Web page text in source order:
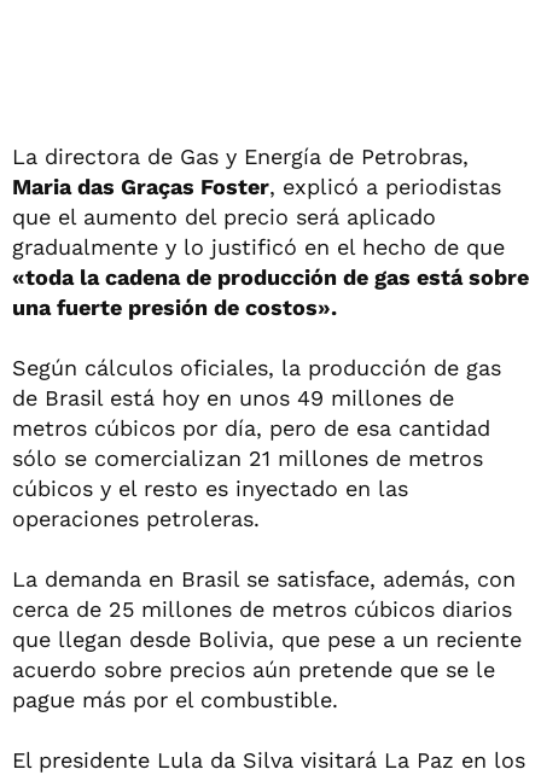
La directora de Gas y Energía de Petrobras,
Maria das Graças Foster, explicó a periodistas
que el aumento del precio será aplicado
gradualmente y lo justificó en el hecho de que
«toda la cadena de producción de gas está sobre
una fuerte presión de costos».
Según cálculos oficiales, la producción de gas
de Brasil está hoy en unos 49 millones de
metros cúbicos por día, pero de esa cantidad
sólo se comercializan 21 millones de metros
cúbicos y el resto es inyectado en las
operaciones petroleras.
La demanda en Brasil se satisface, además, con
cerca de 25 millones de metros cúbicos diarios
que llegan desde Bolivia, que pese a un reciente
acuerdo sobre precios aún pretende que se le
pague más por el combustible.
El presidente Lula da Silva visitará La Paz en los